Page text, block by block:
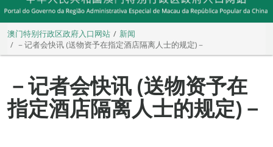
澳门特别行政区政府入口网站
新闻
－记者会快讯 (送物资予在指定酒店隔离人士的规定)－
－记者会快讯 (送物资予在
指定酒店隔离人士的规定)－